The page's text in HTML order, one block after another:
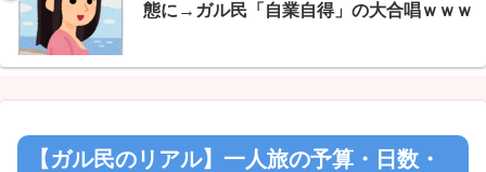
態に→ガル民「自業自得」の大合唱ｗｗｗ
【ガル民のリアル】一人旅の予算・日数・